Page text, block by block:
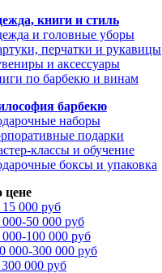
книги и стиль
и головные уборы
перчатки и рукавицы
и аксессуары
по барбекю и винам
барбекю
наборы
подарки
классы и обучение
боксы и упаковка
цене
15 000 руб
000-50 000 руб
000-100 000 руб
000-300 000 руб
000 руб